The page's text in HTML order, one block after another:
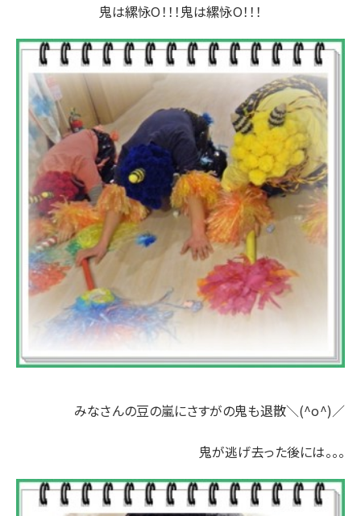
鬼は縲怺O！！！鬼は縲怺O！！！
みなさんの豆の嵐にさすがの鬼も退散＼(^o^)／
鬼が逃げ去った後には。。。